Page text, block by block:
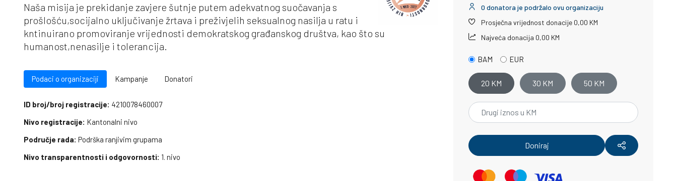
Naša misija je prekidanje zavjere šutnje putem adekvatnog suočavanja s
prošlošću,socijalno uključivanje žrtava i preživjelih seksualnog nasilja u ratu i
kntinuirano promoviranje vrijednosti demokratskog građanskog društva, kao što su
humanost,nenasilje i tolerancija.
Podaci o organizaciji Kampanje Donatori
ID broj/broj registracije: 4210078460007
Nivo registracije: Kantonalni nivo
Područje rada: Podrška ranjivim grupama
Nivo transparentnosti i odgovornosti: 1. nivo
0 donatora je podržalo ovu organizaciju
Prosječna vrijednost donacije 0,00 KM
Najveća donacija 0,00 KM
BAM EUR
20 KM 30 KM 50 KM
Doniraj